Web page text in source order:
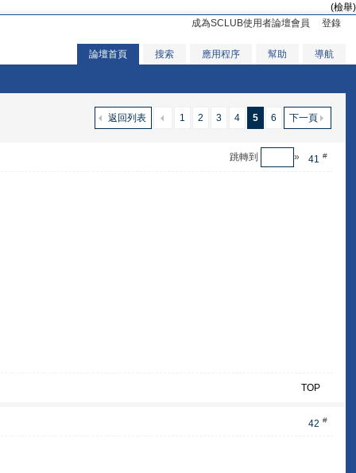
(檢舉)
成為SCLUB使用者論壇會員
登錄
論壇首頁 搜索 應用程序 幫助 導航
1 2 3 4 5 6 下一頁
返回列表
41 #
跳轉到 »
TOP
42 #